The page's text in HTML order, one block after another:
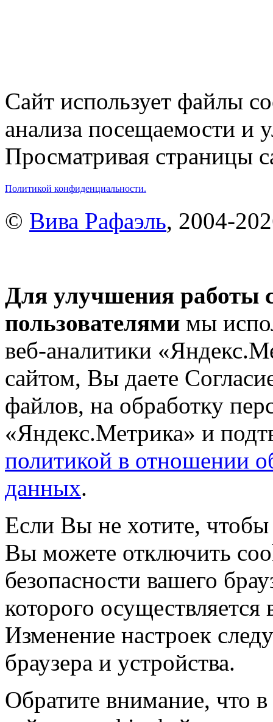
Сайт использует файлы
анализа посещаемости и
Просматривая страницы
Политикой конфиденциальности.
© Вива Рафаэль, 2004-
Для улучшения работы
пользователями мы
веб-аналитики
сайтом, Вы даете
файлов, на обработку
«Яндекс.Метрика» и
политикой в отношении
данных.
Если Вы не хотите,
Вы можете отключить
безопасности вашего
которого
Изменение настроек
браузера и устройства.
Обратите внимание, что в